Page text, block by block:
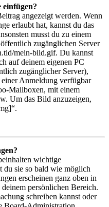
angezeigt werden. Wenn
erlaubt hat, kannst du das
musst du zu einem
zugänglichen Server
mein-bild.gif. Du kannst
auf deinem eigenen PC
zugänglicher Server),
Anmeldung verfügbar
Mailboxen, mit einem
Um das Bild anzuzeigen,
wichtige
du sie so bald wie möglich
erscheinen ganz oben in
persönlichen Bereich.
schreiben kannst oder